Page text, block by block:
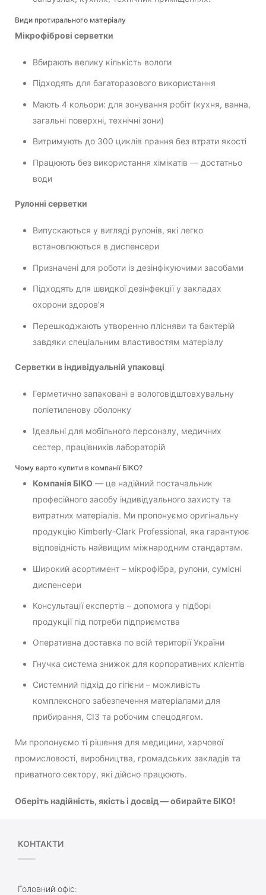
Види протирального матеріалу
Мікрофіброві серветки
Вбирають велику кількість вологи
Підходять для багаторазового використання
Мають 4 кольори: для зонування робіт (кухня, ванна,
загальні поверхні, технічні зони)
Витримують до 300 циклів прання без втрати якості
Працюють без використання хімікатів — достатньо
води
Рулонні серветки
Випускаються у вигляді рулонів, які легко
встановлюються в диспенсери
Призначені для роботи із дезінфікуючими засобами
Підходять для швидкої дезінфекції у закладах
охорони здоров’я
Перешкоджають утворенню плісняви та бактерій
завдяки спеціальним властивостям матеріалу
Серветки в індивідуальній упаковці
Герметично запаковані в вологовідштовхувальну
поліетиленову оболонку
Ідеальні для мобільного персоналу, медичних
сестер, працівників лабораторій
Чому варто купити в компанії БІКО?
Компанія БІКО — це надійний постачальник
професійного засобу індивідуального захисту та
витратних матеріалів. Ми пропонуємо оригінальну
продукцію Kimberly-Clark Professional, яка гарантуює
відповідність найвищим міжнародним стандартам.
Широкий асортимент – мікрофібра, рулони, сумісні
диспенсери
Консультації експертів – допомога у підборі
продукції під потреби підприємства
Оперативна доставка по всій території України
Гнучка система знижок для корпоративних клієнтів
Системний підхід до гігієни – можливість
комплексного забезпечення матеріалами для
прибирання, СІЗ та робочим спецодягом.
Ми пропонуємо ті рішення для медицини, харчової
промисловості, виробництва, громадських закладів та
приватного сектору, які дійсно працюють.
Оберіть надійність, якість і досвід — обирайте БІКО!
КОНТАКТИ
Головний офіс: